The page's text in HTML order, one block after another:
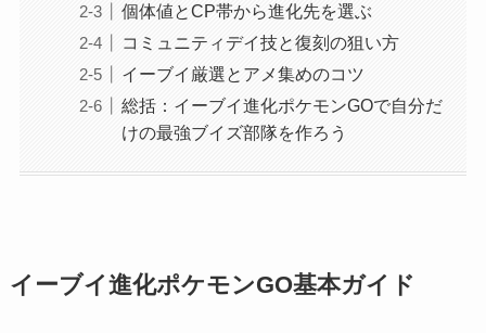
個体値とCP帯から進化先を選ぶ
コミュニティデイ技と復刻の狙い方
イーブイ厳選とアメ集めのコツ
総括：イーブイ進化ポケモンGOで自分だ
けの最強ブイズ部隊を作ろう
イーブイ進化ポケモンGO基本ガイド